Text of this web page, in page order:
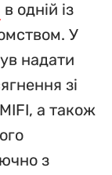
в одній із
У
надати
зі
а також
з